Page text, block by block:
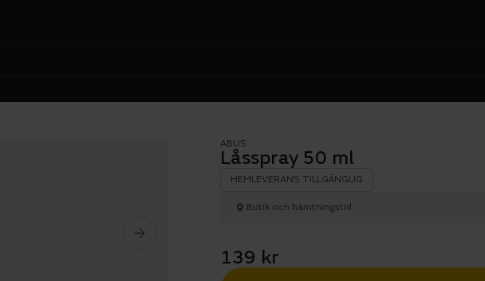
ABUS
Låsspray 50 ml
HEMLEVERANS TILLGÄNGLIG
Butik och hämtningstid
139 kr